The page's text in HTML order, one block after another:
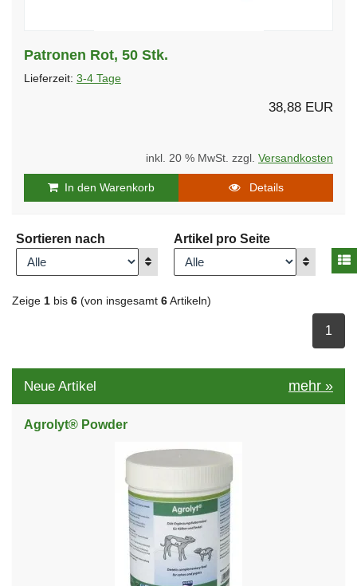
Patronen Rot, 50 Stk.
Lieferzeit: 3-4 Tage
38,88 EUR
inkl. 20 % MwSt. zzgl. Versandkosten
In den Warenkorb Details
Sortieren nach
Anzeigen
Artikel pro Seite
Anzeigen
Zeige 1 bis 6 (von insgesamt 6 Artikeln)
1
Neue Artikel mehr »
Agrolyt® Powder